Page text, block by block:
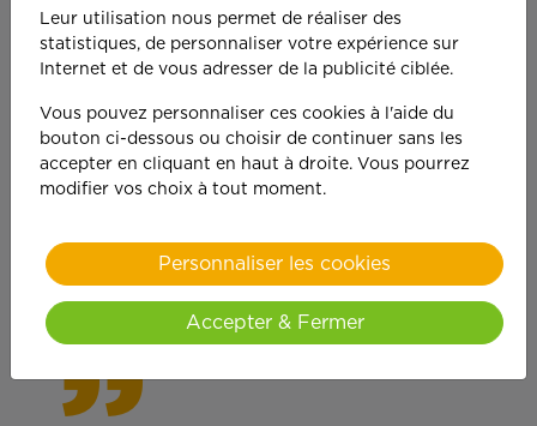
On est toujours plus
performant
quand on y met du
cœur !
Leur utilisation nous permet de réaliser des
statistiques, de personnaliser votre expérience sur
Internet et de vous adresser de la publicité ciblée.
Vous pouvez personnaliser ces cookies à l'aide du
bouton ci-dessous ou choisir de continuer sans les
accepter en cliquant en haut à droite. Vous pourrez
modifier vos choix à tout moment.
Personnaliser les cookies
Accepter & Fermer